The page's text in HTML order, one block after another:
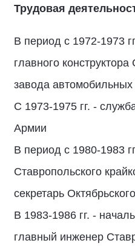
Трудовая
В период с 1972-1973
главного
завода
С 1973-1975 гг. -
Армии
В период с 1980-1983
Ставропольского
секретарь
В 1983-1986 гг. -
главный инженер